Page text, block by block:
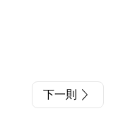
下一則